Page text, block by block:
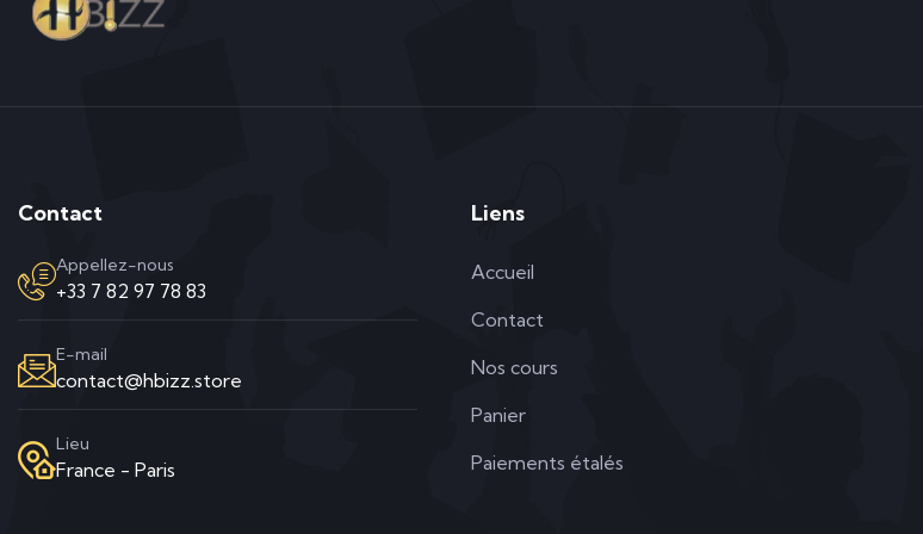
Contact
Appellez-nous
+33 7 82 97 78 83
E-mail
contact@hbizz.store
Lieu
France - Paris
Liens
Accueil
Contact
Nos cours
Panier
Paiements étalés